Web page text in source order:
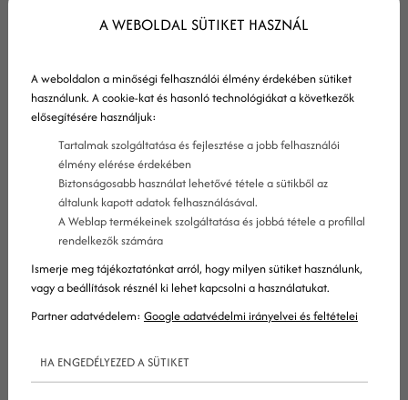
Fogyókúrás tea kreatív reklámja
A WEBOLDAL SÜTIKET HASZNÁL
A weboldalon a minőségi felhasználói élmény érdekében sütiket
használunk. A cookie-kat és hasonló technológiákat a következők
elősegítésére használjuk:
Tartalmak szolgáltatása és fejlesztése a jobb felhasználói
élmény elérése érdekében
Biztonságosabb használat lehetővé tétele a sütikből az
általunk kapott adatok felhasználásával.
A Weblap termékeinek szolgáltatása és jobbá tétele a profillal
rendelkezők számára
Ismerje meg tájékoztatónkat arról, hogy milyen sütiket használunk,
vagy a beállítások résznél ki lehet kapcsolni a használatukat.
Partner adatvédelem: Google adatvédelmi irányelvei és feltételei
HA ENGEDÉLYEZED A SÜTIKET